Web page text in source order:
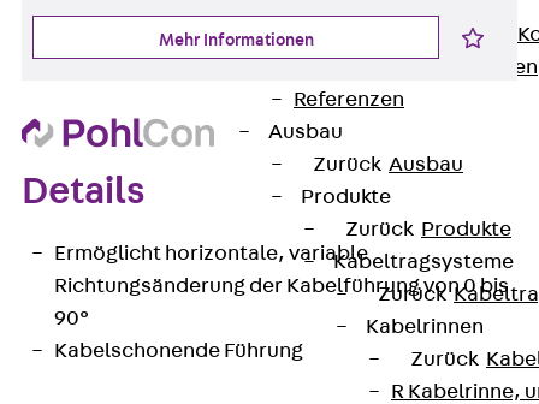
Beratung, Planung,
Individuelle Lösungen
Referenzen
Ausbau
Zurück Ausbau
Produkte
Zurück Produkte
Kabeltragsysteme
Zurück
Kabelrinnen
Zurück
R Kabelrinne,
Mehr Informationen
Details
Ermöglicht horizontale, variable
Richtungsänderung der Kabelführung von 0 bis
90°
Kabelschonende Führung